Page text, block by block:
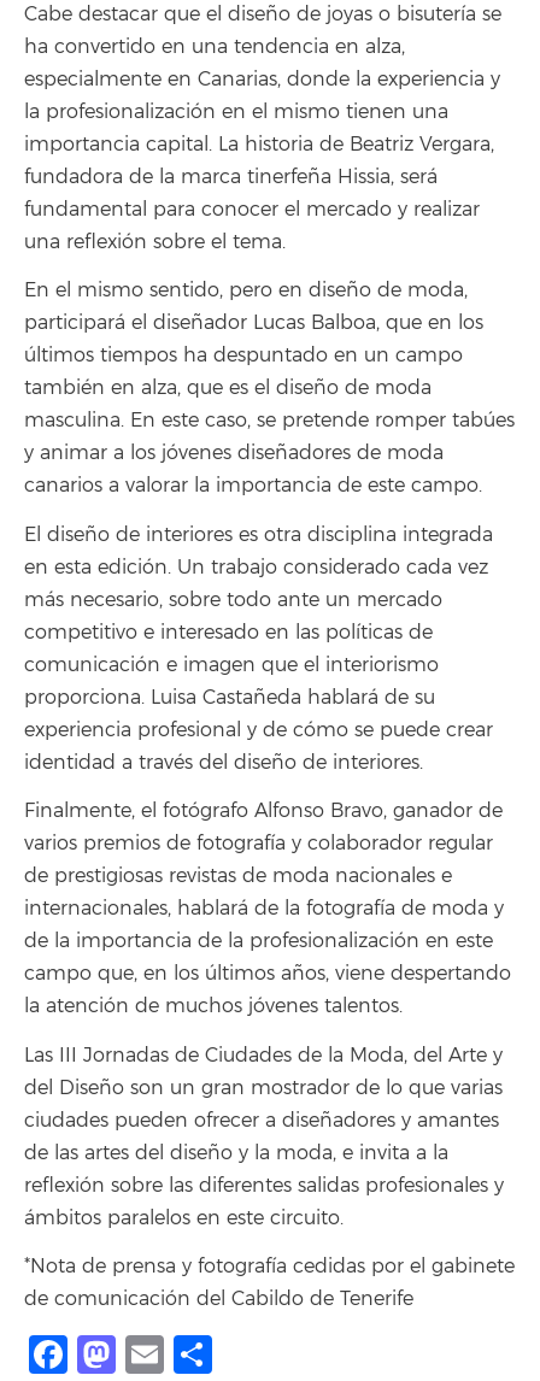
Cabe destacar que el diseño de joyas o bisutería se
ha convertido en una tendencia en alza,
especialmente en Canarias, donde la experiencia y
la profesionalización en el mismo tienen una
importancia capital. La historia de Beatriz Vergara,
fundadora de la marca tinerfeña Hissia, será
fundamental para conocer el mercado y realizar
una reflexión sobre el tema.
En el mismo sentido, pero en diseño de moda,
participará el diseñador Lucas Balboa, que en los
últimos tiempos ha despuntado en un campo
también en alza, que es el diseño de moda
masculina. En este caso, se pretende romper tabúes
y animar a los jóvenes diseñadores de moda
canarios a valorar la importancia de este campo.
El diseño de interiores es otra disciplina integrada
en esta edición. Un trabajo considerado cada vez
más necesario, sobre todo ante un mercado
competitivo e interesado en las políticas de
comunicación e imagen que el interiorismo
proporciona. Luisa Castañeda hablará de su
experiencia profesional y de cómo se puede crear
identidad a través del diseño de interiores.
Finalmente, el fotógrafo Alfonso Bravo, ganador de
varios premios de fotografía y colaborador regular
de prestigiosas revistas de moda nacionales e
internacionales, hablará de la fotografía de moda y
de la importancia de la profesionalización en este
campo que, en los últimos años, viene despertando
la atención de muchos jóvenes talentos.
Las III Jornadas de Ciudades de la Moda, del Arte y
del Diseño son un gran mostrador de lo que varias
ciudades pueden ofrecer a diseñadores y amantes
de las artes del diseño y la moda, e invita a la
reflexión sobre las diferentes salidas profesionales y
ámbitos paralelos en este circuito.
*Nota de prensa y fotografía cedidas por el gabinete
de comunicación del Cabildo de Tenerife
Facebook
Mastodon
Email